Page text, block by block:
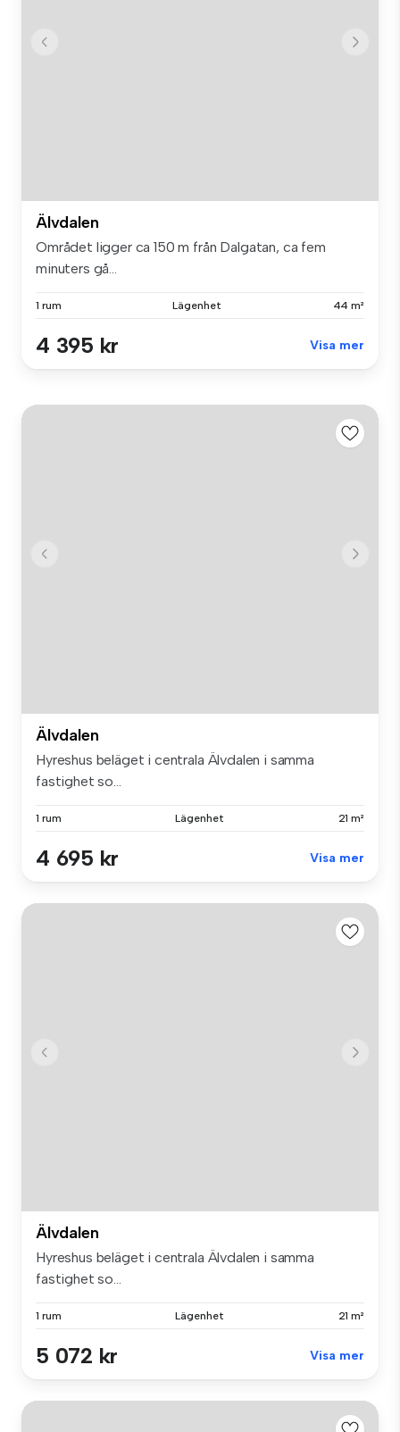
Älvdalen
Området ligger ca 150 m från Dalgatan, ca fem
minuters gå...
1 rum Lägenhet 44 m²
4 395 kr Visa mer
Älvdalen
Hyreshus beläget i centrala Älvdalen i samma
fastighet so...
1 rum Lägenhet 21 m²
4 695 kr Visa mer
Älvdalen
Hyreshus beläget i centrala Älvdalen i samma
fastighet so...
1 rum Lägenhet 21 m²
5 072 kr Visa mer